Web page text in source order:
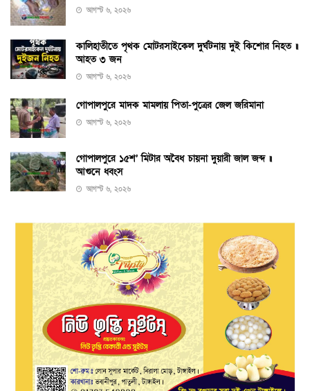
আগস্ট ৬, ২০২৬
কালিহাতীতে পৃথক মোটরসাইকেল দুর্ঘটনায় দুই কিশোর নিহত ॥
আহত ৩ জন
আগস্ট ৬, ২০২৬
গোপালপুরে মাদক মামলায় পিতা-পুত্রের জেল জরিমানা
আগস্ট ৬, ২০২৬
গোপালপুরে ১৫শ’ মিটার অবৈধ চায়না দুয়ারী জাল জব্দ ॥
আগুনে ধ্বংস
আগস্ট ৬, ২০২৬